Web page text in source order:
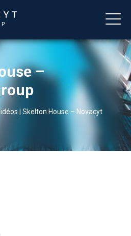
–
Skelton House – Novacyt